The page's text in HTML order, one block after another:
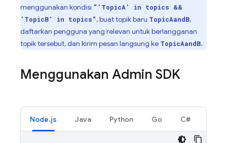
menggunakan kondisi "'TopicA' in topics &&
'TopicB' in topics", buat topik baru TopicAandB,
daftarkan pengguna yang relevan untuk berlangganan
topik tersebut, dan kirim pesan langsung ke TopicAandB.
Menggunakan Admin SDK
Node.js Java Python Go C#